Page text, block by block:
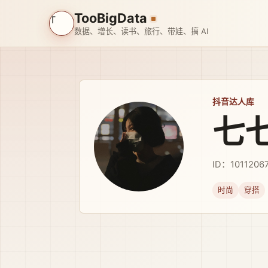
T TooBigData
数据、增长、读书、旅行、带娃、搞 AI
抖音达人库
七
ID：
时尚 穿搭